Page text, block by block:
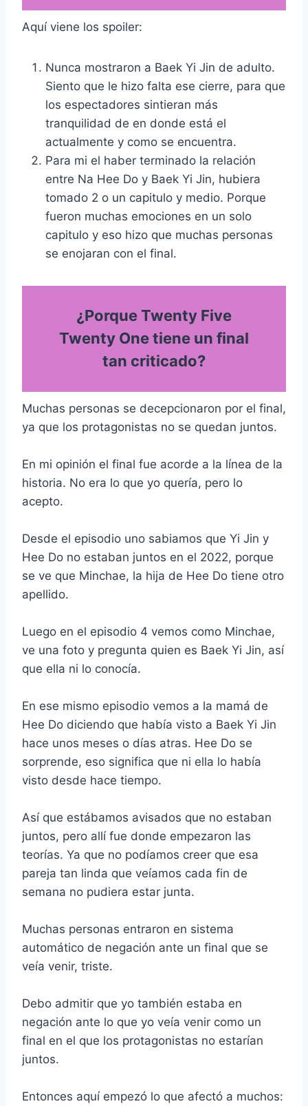
Aquí viene los spoiler:
Nunca mostraron a Baek Yi Jin de adulto.
Siento que le hizo falta ese cierre, para que
los espectadores sintieran más
tranquilidad de en donde está el
actualmente y como se encuentra.
Para mi el haber terminado la relación
entre Na Hee Do y Baek Yi Jin, hubiera
tomado 2 o un capitulo y medio. Porque
fueron muchas emociones en un solo
capitulo y eso hizo que muchas personas
se enojaran con el final.
¿Porque Twenty Five
Twenty One tiene un final
tan criticado?
Muchas personas se decepcionaron por el final,
ya que los protagonistas no se quedan juntos.
En mi opinión el final fue acorde a la línea de la
historia. No era lo que yo quería, pero lo
acepto.
Desde el episodio uno sabiamos que Yi Jin y
Hee Do no estaban juntos en el 2022, porque
se ve que Minchae, la hija de Hee Do tiene otro
apellido.
Luego en el episodio 4 vemos como Minchae,
ve una foto y pregunta quien es Baek Yi Jin, así
que ella ni lo conocía.
En ese mismo episodio vemos a la mamá de
Hee Do diciendo que había visto a Baek Yi Jin
hace unos meses o días atras. Hee Do se
sorprende, eso significa que ni ella lo había
visto desde hace tiempo.
Así que estábamos avisados que no estaban
juntos, pero allí fue donde empezaron las
teorías. Ya que no podíamos creer que esa
pareja tan linda que veíamos cada fin de
semana no pudiera estar junta.
Muchas personas entraron en sistema
automático de negación ante un final que se
veía venir, triste.
Debo admitir que yo también estaba en
negación ante lo que yo veía venir como un
final en el que los protagonistas no estarían
juntos.
Entonces aquí empezó lo que afectó a muchos: